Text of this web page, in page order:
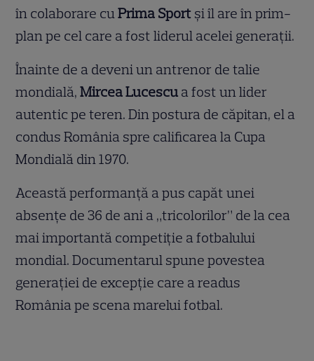
în colaborare cuPrima Sport și îl are în prim-
plan pe cel care a fost liderul acelei generații.
Înainte de a deveni un antrenor de talie
mondială,Mircea Lucescu a fost un lider
autentic pe teren. Din postura de căpitan, el a
condus România spre calificarea la Cupa
Mondială din 1970.
Această performanță a pus capăt unei
absențe de 36 de ani a „tricolorilor” de la cea
mai importantă competiție a fotbalului
mondial. Documentarul spune povestea
generației de excepție care a readus
România pe scena marelui fotbal.